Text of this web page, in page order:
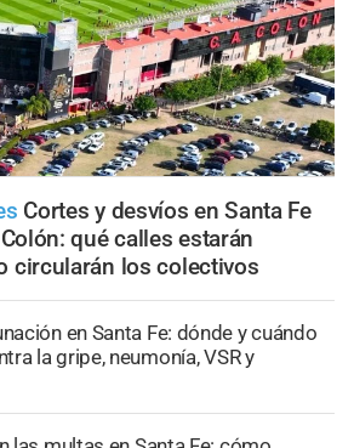
Cortes y desvíos en Santa Fe
qué calles estarán
circularán los colectivos
en Santa Fe: dónde y cuándo
la gripe, neumonía, VSR y